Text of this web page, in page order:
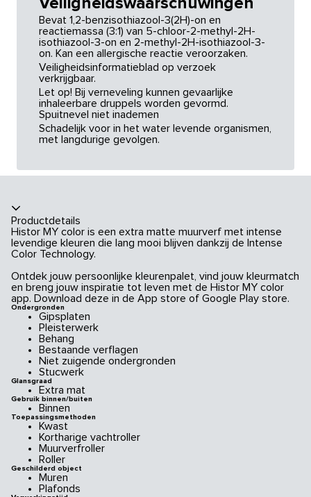
Bevat 1,2-benzisothiazool-3(2H)-on en
reactiemassa (3:1) van 5-chloor-2-methyl-2H-
isothiazool-3-on en 2-methyl-2H-isothiazool-3-
on. Kan een allergische reactie veroorzaken.
Veiligheidsinformatieblad op verzoek
verkrijgbaar.
Let op! Bij verneveling kunnen gevaarlijke
inhaleerbare druppels worden gevormd.
Spuitnevel niet inademen
Schadelijk voor in het water levende organismen,
met langdurige gevolgen.
Productdetails
Histor MY color is een extra matte muurverf met intense
levendige kleuren die lang mooi blijven dankzij de Intense
Color Technology.
Ontdek jouw persoonlijke kleurenpalet, vind jouw kleurmatch
en breng jouw inspiratie tot leven met de Histor MY color
app. Download deze in de App store of Google Play store.
Ondergronden
Gipsplaten
Pleisterwerk
Behang
Bestaande verflagen
Niet zuigende ondergronden
Stucwerk
Glansgraad
Extra mat
Gebruik binnen/buiten
Binnen
Toepassingsmethoden
Kwast
Kortharige vachtroller
Muurverfroller
Roller
Geschilderd object
Muren
Plafonds